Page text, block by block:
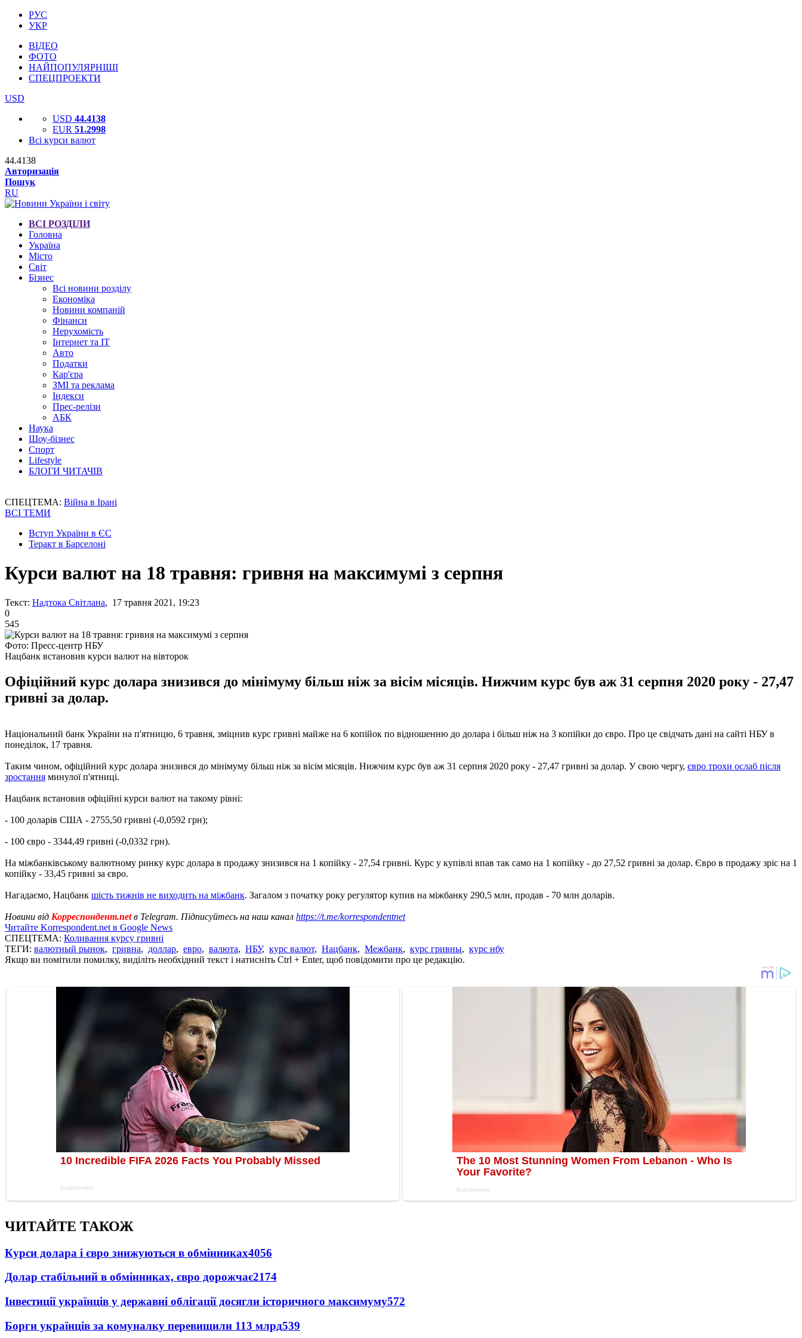
РУС
УКР
ВІДЕО
ФОТО
НАЙПОПУЛЯРНІШІ
СПЕЦПРОЕКТИ
USD
USD 44.4138
EUR 51.2998
Всі курси валют
44.4138
Авторизація
Пошук
RU
ВСІ РОЗДІЛИ
Головна
Україна
Місто
Світ
Бізнес
Всі новини розділу
Економіка
Новини компаній
Фінанси
Нерухомість
Інтернет та IT
Авто
Податки
Кар'єра
ЗМІ та реклама
Індекси
Прес-релізи
АБК
Наука
Шоу-бізнес
Спорт
Lifestyle
БЛОГИ ЧИТАЧІВ
СПЕЦТЕМА: Війна в Ірані
ВСІ ТЕМИ
Вступ України в ЄС
Теракт в Барселоні
Курси валют на 18 травня: гривня на максимумі з серпня
Текст: Надтока Світлана, 17 травня 2021, 19:23
0
545
Фото: Пресс-центр НБУ
Нацбанк встановив курси валют на вівторок
Офіційний курс долара знизився до мінімуму більш ніж за вісім місяців. Нижчим курс був аж 31 серпня 2020 року - 27,47
гривні за долар.
Національний банк України на п'ятницю, 6 травня, зміцнив курс гривні майже на 6 копійок по відношенню до долара і більш ніж на 3 копійки до євро. Про це свідчать дані на сайті НБУ в
понеділок, 17 травня.
Таким чином, офіційний курс долара знизився до мінімуму більш ніж за вісім місяців. Нижчим курс був аж 31 серпня 2020 року - 27,47 гривні за долар. У свою чергу, євро трохи ослаб після
зростання минулої п'ятниці.
Нацбанк встановив офіційні курси валют на такому рівні:
- 100 доларів США - 2755,50 гривні (-0,0592 грн);
- 100 євро - 3344,49 гривні (-0,0332 грн).
На міжбанківському валютному ринку курс долара в продажу знизився на 1 копійку - 27,54 гривні. Курс у купівлі впав так само на 1 копійку - до 27,52 гривні за долар. Євро в продажу зріс на 1
копійку - 33,45 гривні за євро.
Нагадаємо, Нацбанк шість тижнів не виходить на міжбанк. Загалом з початку року регулятор купив на міжбанку 290,5 млн, продав - 70 млн доларів.
Новини від Корреспондент.netв Telegram. Підписуйтесь на наш канал https://t.me/korrespondentnet
Читайте Korrespondent.net в Google News
СПЕЦТЕМА: Коливання курсу гривні
ТЕГИ: валютный рынок, гривна, доллар, евро, валюта, НБУ, курс валют, Нацбанк, Межбанк, курс гривны, курс нбу
Якщо ви помітили помилку, виділіть необхідний текст і натисніть Ctrl + Enter, щоб повідомити про це редакцію.
ЧИТАЙТЕ ТАКОЖ
Курси долара і євро знижуються в обмінниках4056
Долар стабільний в обмінниках, євро дорожчає2174
Інвестиції українців у державні облігації досягли історичного максимуму572
Борги українців за комуналку перевищили 113 млрд539